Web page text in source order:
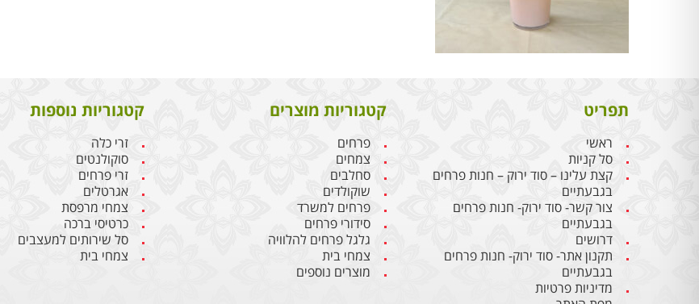
תפריט
ראשי
סל קניות
קצת עלינו – סוד ירוק – חנות פרחים
בגבעתיים
צור קשר- סוד ירוק- חנות פרחים
בגבעתיים
דרושים
תקנון אתר- סוד ירוק- חנות פרחים
בגבעתיים
מדיניות פרטיות
קטגוריות מוצרים
פרחים
צמחים
סחלבים
שוקולדים
פרחים למשרד
סידורי פרחים
גלגל פרחים להלוויה
צמחי בית
מוצרים נוספים
קטגוריות נוספות
זרי כלה
סוקולנטים
זרי פרחים
אגרטלים
צמחי מרפסת
כרטיסי ברכה
סל שירותים למעצבים
צמחי בית